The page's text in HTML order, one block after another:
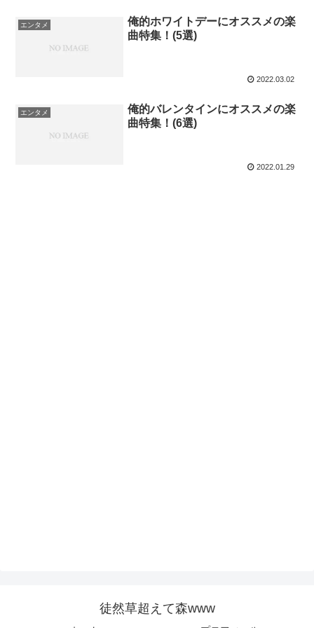
エンタメ
俺的ホワイトデーにオススメの楽
曲特集！(5選)
2022.03.02
エンタメ
俺的バレンタインにオススメの楽
曲特集！(6選)
2022.01.29
徒然草超えて森www